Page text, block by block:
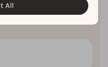
All易于阅读的内容，